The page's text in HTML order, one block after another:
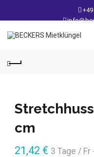
Lager:
Mo - Fr: 9
cm
21,42 € 3 Tage / Fr